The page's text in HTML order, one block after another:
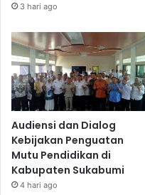
3 hari ago
Audiensi dan Dialog
Kebijakan Penguatan
Mutu Pendidikan di
Kabupaten Sukabumi
4 hari ago